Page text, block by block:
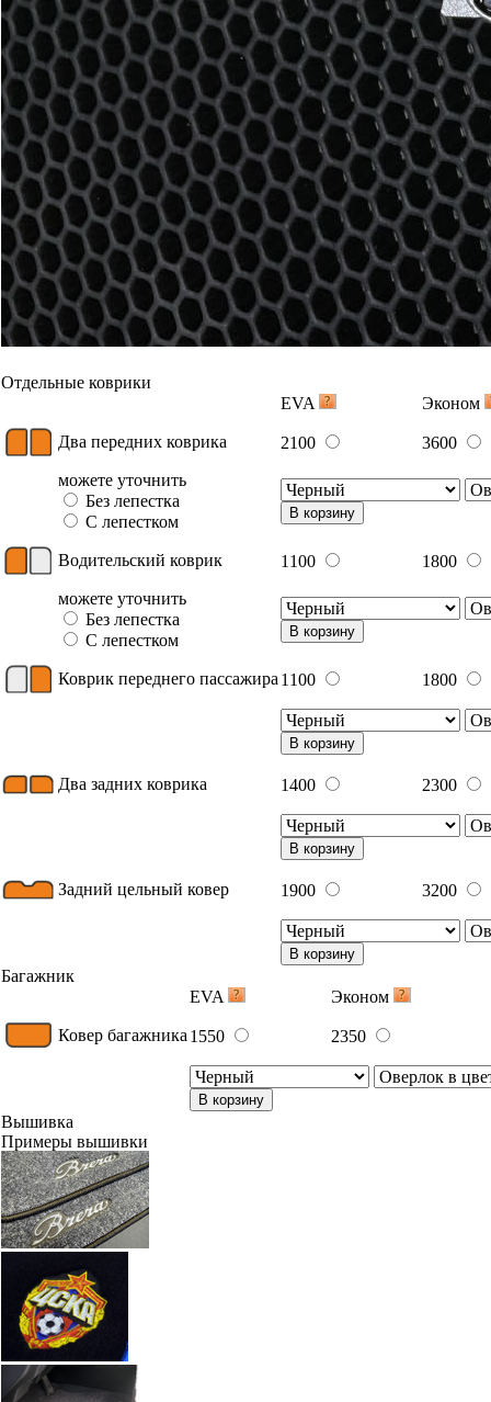
Отдельные коврики
EVA
Эконом
Два передних коврика 2100
3600
можете уточнить
Без лепестка
С лепестком
В корзину
Водительский коврик 1100
1800
можете уточнить
Без лепестка
С лепестком
В корзину
Коврик переднего пассажира 1100 1800
В корзину
Два задних коврика 1400 2300
В корзину
Задний цельный ковер 1900 3200
В корзину
Багажник
EVA
Эконом
Ковер багажника 1550 2350
В корзину
Вышивка
Примеры вышивки